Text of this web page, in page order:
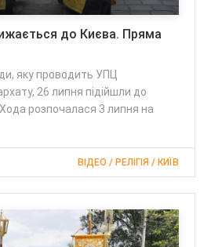
до Києва. Пряма
яку проводить УПЦ
26 липня підійшли до
розпочалася 3 липня на
ВІДЕО / РЕЛІГІЯ / КИЇВ